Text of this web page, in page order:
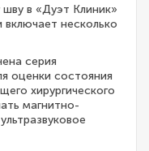
в «Дуэт Клиник»
несколько
серия
оценки состояния
хирургического
магнитно-